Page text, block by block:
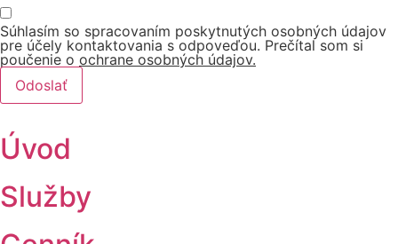
Súhlasím so spracovaním poskytnutých osobných údajov
pre účely kontaktovania s odpoveďou. Prečítal som si
poučenie o ochrane osobných údajov.
Odoslať
Úvod
Služby